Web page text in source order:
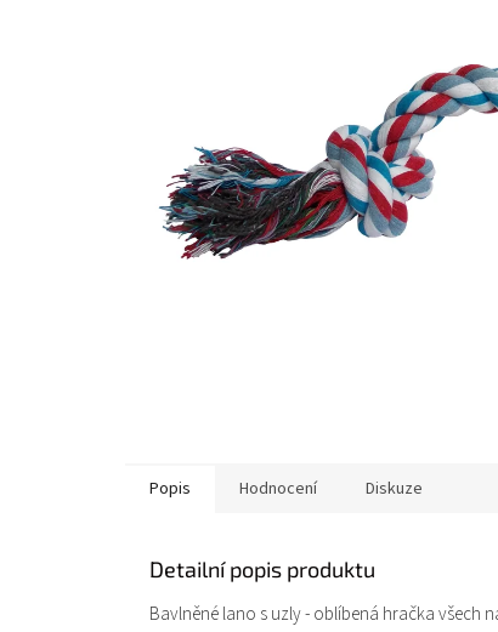
Popis Hodnocení Diskuze
Detailní popis produktu
Bavlněné lano s uzly - oblíbená hračka všech